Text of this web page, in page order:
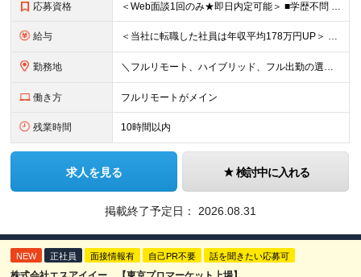
応募資格 ＜Web面談1回のみ★即日内定可能＞ ■学歴不問 ■エンジニアとしての実務経験1年以上 （開発・インフラ・技術・工程など不問）
給与 ＜当社に転職した社員は年収平均178万円UP＞ 月給45万円～120万円＋賞与＋各手当 ※経験・能力などを考慮の上、決定します ※案件の契約内容（月単金など）や昇給、賞与額はすべてシステム上で開示し
勤務地 ＼フルリモート、ハイブリッド、フル出勤の選択可＆帰社日なし／ 【下記エリアを中心とするクライアント先または自宅にて勤務】 ■首都圏：東京・埼玉・千葉・神奈川 ■関西：大阪・兵庫・京都・滋賀・奈良・和
働き方 フルリモートがメイン
残業時間 10時間以内
求人を見る 検討中に入れる
掲載終了予定日： 2026.08.31
NEW 正社員 面接情報有 自己PR不要 話を聞きたい応募可